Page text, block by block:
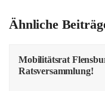
Ähnliche
Mobilitätsrat
Ratsversammlung!